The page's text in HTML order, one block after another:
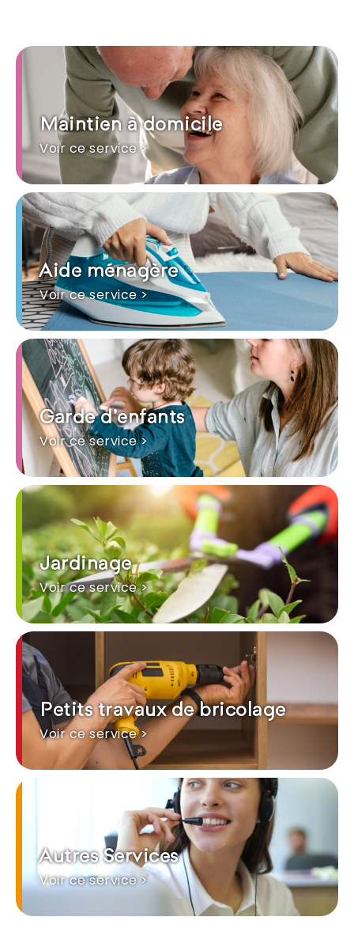
Maintien à domicile
Voir ce service >
Aide ménagère
Voir ce service >
Garde d'enfants
Voir ce service >
Jardinage
Voir ce service >
Petits travaux de bricolage
Voir ce service >
Autres Services
Voir ce service >